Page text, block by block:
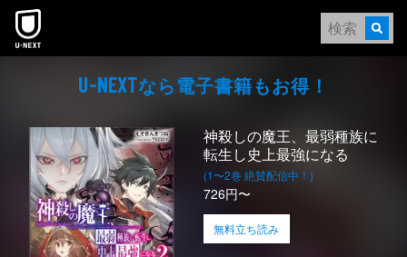
本文へスキップ
U-NEXTなら電⼦書籍もお得！
神殺しの魔王、最弱種族に
転生し史上最強になる
(1〜2巻 絶賛配信中！)
726円〜
無料立ち読み